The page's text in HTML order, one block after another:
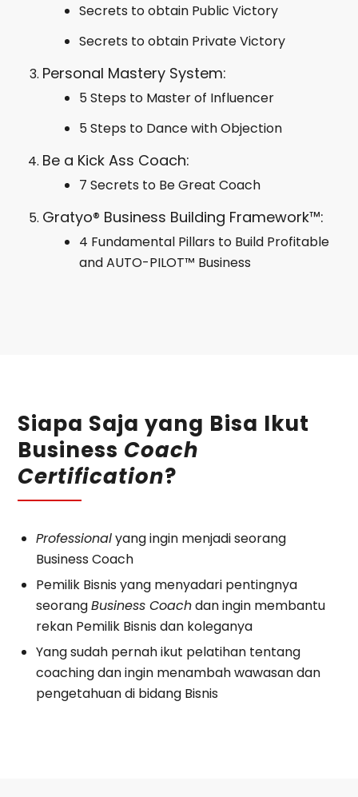
Secrets to obtain Public Victory
Secrets to obtain Private Victory
Personal Mastery System:
5 Steps to Master of Influencer
5 Steps to Dance with Objection
Be a Kick Ass Coach:
7 Secrets to Be Great Coach
Gratyo® Business Building Framework™:
4 Fundamental Pillars to Build Profitable
and AUTO-PILOT™ Business
Siapa Saja yang Bisa Ikut
Business Coach
Certification?
Professionalyang ingin menjadi seorang
Business Coach
Pemilik Bisnis yang menyadari pentingnya
seorangBusiness Coachdan ingin membantu
rekan Pemilik Bisnis dan koleganya
Yang sudah pernah ikut pelatihan tentang
coaching dan ingin menambah wawasan dan
pengetahuan di bidang Bisnis